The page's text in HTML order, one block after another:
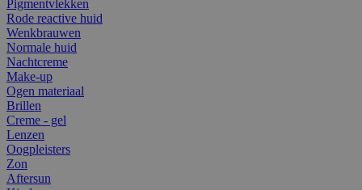
Pigmentvlekken
Rode reactive huid
Wenkbrauwen
Normale huid
Nachtcreme
Make-up
Ogen materiaal
Brillen
Creme - gel
Lenzen
Oogpleisters
Zon
Aftersun